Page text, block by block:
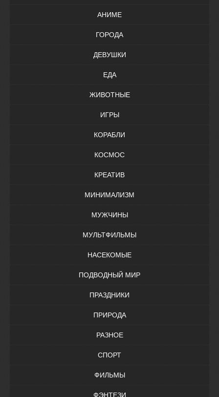
АНИМЕ
ГОРОДА
ДЕВУШКИ
ЕДА
ЖИВОТНЫЕ
ИГРЫ
КОРАБЛИ
КОСМОС
КРЕАТИВ
МИНИМАЛИЗМ
МУЖЧИНЫ
МУЛЬТФИЛЬМЫ
НАСЕКОМЫЕ
ПОДВОДНЫЙ МИР
ПРАЗДНИКИ
ПРИРОДА
РАЗНОЕ
СПОРТ
ФИЛЬМЫ
ФЭНТЕЗИ